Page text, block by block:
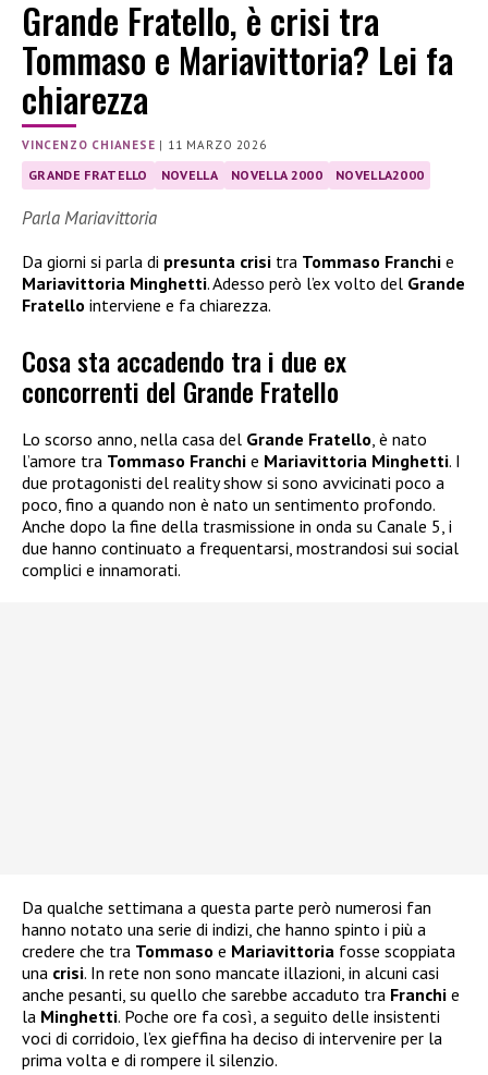
Grande Fratello, è crisi tra
Tommaso e Mariavittoria? Lei fa
chiarezza
VINCENZO CHIANESE | 11 MARZO 2026
GRANDE FRATELLO NOVELLA NOVELLA 2000 NOVELLA2000
Parla Mariavittoria
Da giorni si parla di presunta crisi tra Tommaso Franchi e
Mariavittoria Minghetti. Adesso però l’ex volto del Grande
Fratello interviene e fa chiarezza.
Cosa sta accadendo tra i due ex
concorrenti del Grande Fratello
Lo scorso anno, nella casa del Grande Fratello , è nato
l’amore tra Tommaso Franchi e Mariavittoria Minghetti. I
due protagonisti del reality show si sono avvicinati poco a
poco, fino a quando non è nato un sentimento profondo.
Anche dopo la fine della trasmissione in onda su Canale 5, i
due hanno continuato a frequentarsi, mostrandosi sui social
complici e innamorati.
Da qualche settimana a questa parte però numerosi fan
hanno notato una serie di indizi, che hanno spinto i più a
credere che tra Tommaso e Mariavittoria fosse scoppiata
una crisi. In rete non sono mancate illazioni, in alcuni casi
anche pesanti, su quello che sarebbe accaduto tra Franchi e
la Minghetti. Poche ore fa così, a seguito delle insistenti
voci di corridoio, l’ex gieffina ha deciso di intervenire per la
prima volta e di rompere il silenzio.